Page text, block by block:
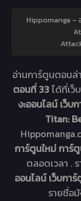
Hippomanga –
อ่านการ์ตูนตอนล่
ตอนที่ 33ได้ที่เว็
งะออนไลน์ เว็บ
Titan:
การ์ตูนใหม่ การ์
ตลอดเวลา .
ออนไลน์ เว็บกา
รายชื่อ